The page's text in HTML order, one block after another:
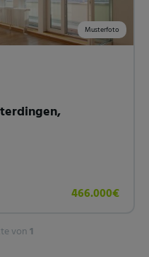
Musterfoto
466.000€
von1